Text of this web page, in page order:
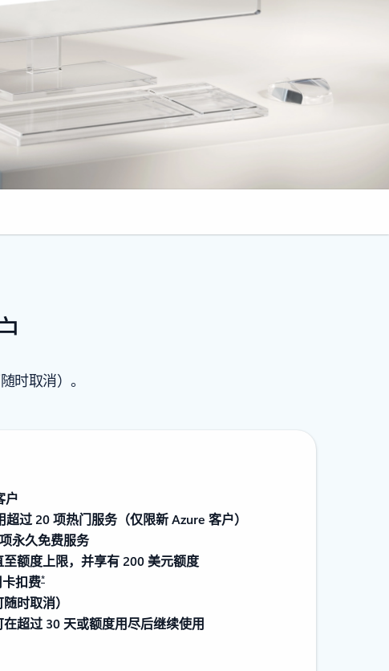
时取消）。
户
过 20 项热门服务（仅限新 Azure 客户）
永久免费服务
额度上限，并享有 200 美元额度
扣费*
时取消）
超过 30 天或额度用尽后继续使用